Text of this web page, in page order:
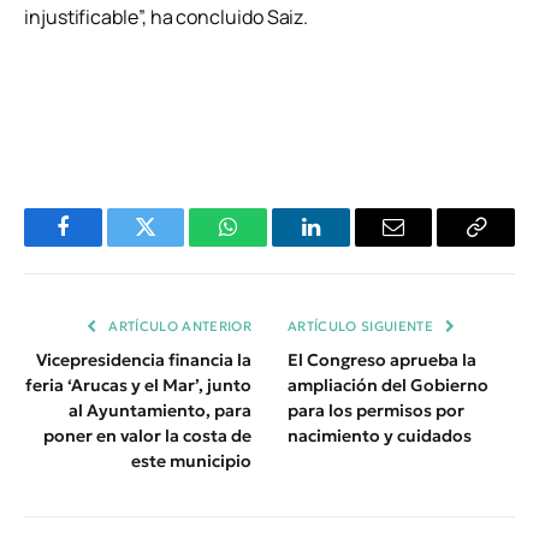
injustificable”, ha concluido Saiz.
FacebookTwitter WhatsAppLinkedInEmail
Copiar
ARTÍCULO ANTERIOR
Vicepresidencia financia la
feria ‘Arucas y el Mar’, junto
al Ayuntamiento, para
poner en valor la costa de
este municipio
ARTÍCULO SIGUIENTE
El Congreso aprueba la
ampliación del Gobierno
para los permisos por
nacimiento y cuidados